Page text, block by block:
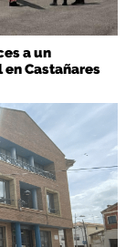
a un
Castañares